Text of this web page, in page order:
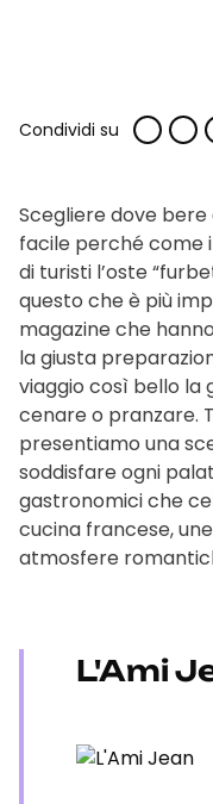
Condividi su
Scegliere dove
facile perché come
di turisti l’oste
questo che è più
magazine che
la giusta
viaggio così bello la
cenare o pranzare.
presentiamo una
soddisfare ogni
gastronomici che
cucina francese,
atmosfere
L'Ami